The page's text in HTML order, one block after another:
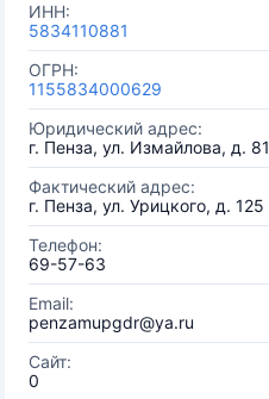
ИНН:
5834110881
ОГРН:
1155834000629
Юридический адрес:
г. Пенза, ул. Измайлова, д. 81
Фактический адрес:
г. Пенза, ул. Урицкого, д. 125
Телефон:
69-57-63
Email:
penzamupgdr@ya.ru
Сайт:
0